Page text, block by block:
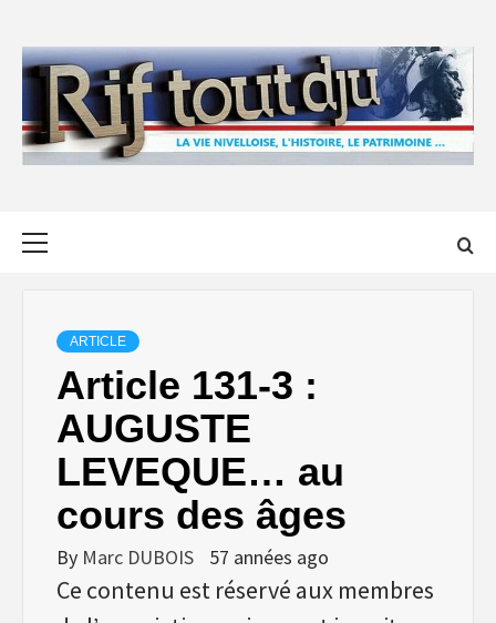
content
ARTICLE
Article 131-3 :
AUGUSTE
LEVEQUE… au
cours des âges
By Marc DUBOIS 57 années ago
Ce contenu est réservé aux membres